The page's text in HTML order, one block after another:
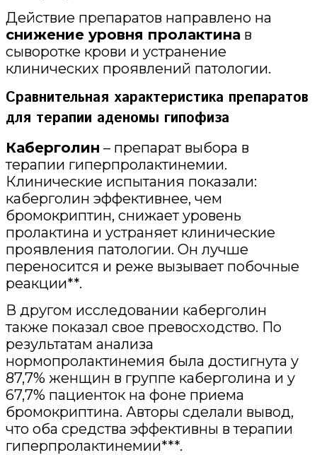
Действие препаратов направлено на
снижение уровня пролактина в
сыворотке крови и устранение
клинических проявлений патологии.
Сравнительная характеристика препаратов
для терапии аденомы гипофиза
Каберголин – препарат выбора в
терапии гиперпролактинемии.
Клинические испытания показали:
каберголин эффективнее, чем
бромокриптин, снижает уровень
пролактина и устраняет клинические
проявления патологии. Он лучше
переносится и реже вызывает побочные
реакции**.
В другом исследовании каберголин
также показал свое превосходство. По
результатам анализа
нормопролактинемия была достигнута у
87,7% женщин в группе каберголина и у
67,7% пациенток на фоне приема
бромокриптина. Авторы сделали вывод,
что оба средства эффективны в терапии
гиперпролактинемии***.